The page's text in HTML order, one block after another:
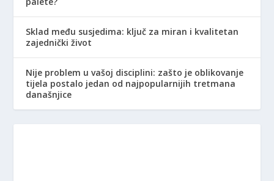
Sklad među susjedima: ključ za miran i kvalitetan
zajednički život
Nije problem u vašoj disciplini: zašto je oblikovanje
tijela postalo jedan od najpopularnijih tretmana
današnjice